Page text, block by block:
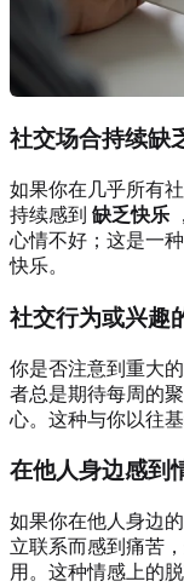
社交场合持续缺
如果你在几乎所有
持续感到 缺乏快乐
心情不好；这是一
快乐。
社交行为或兴趣
你是否注意到重大
者总是期待每周的
心。这种与你以往
在他人身边感到
如果你在他人身边
立联系而感到痛苦
用。这种情感上的